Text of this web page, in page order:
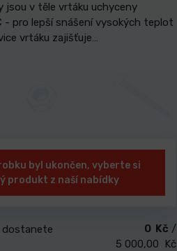
jsou v těle vrtáku uchyceny
- pro lepší snášení vysokých teplot
vrtáku zajišťuje…
byl ukončen, vyberte si
produkt z naší nabídky
dostanete
0 Kč /
5 000,00 Kč